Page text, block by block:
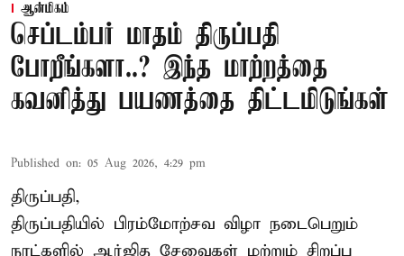
ஆன்மிகம்
செப்டம்பர் மாதம் திருப்பதி
போறீங்களா..? இந்த மாற்றத்தை
கவனித்து பயணத்தை திட்டமிடுங்கள்
Published on: 05 Aug 2026, 4:29 pm
திருப்பதி,
திருப்பதியில் பிரம்மோற்சவ விழா நடைபெறும்
நாட்களில் ஆர்ஜித சேவைகள் மற்றும் சிறப்பு